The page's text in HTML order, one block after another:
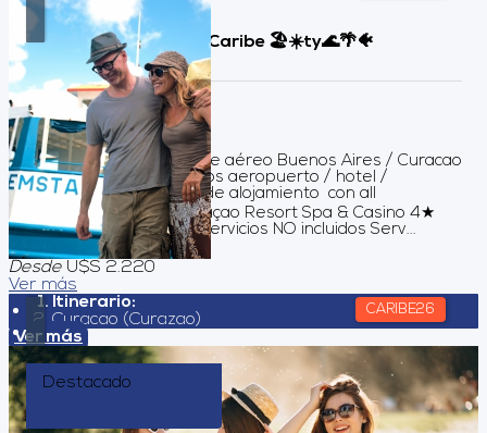
CARIBE26
Curazao All Inclusive, Caribe 🏖️☀️ty🌊🌴🐠
Duración:
8Días7Noches
Servicios incluidos Pasaje aéreo Buenos Aires / Curacao
/ Buenos Aires Traslados aeropuerto / hotel /
aeropuerto 07 noches de alojamiento con all
inclusive Sunscape Curaçao Resort Spa & Casino 4★
Asistencia al viajero Servicios NO incluidos Serv...
Desde U$S 2.220
Ver más
Itinerario:
Curacao (Curazao)
Ver más
Destacado